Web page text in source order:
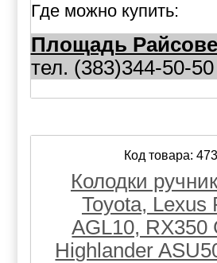
Где можно купить:
Площадь
тел. (383)344-50-50
Код товара:
Колодки
Toyota, Lexus
AGL10, RX350
Highlander